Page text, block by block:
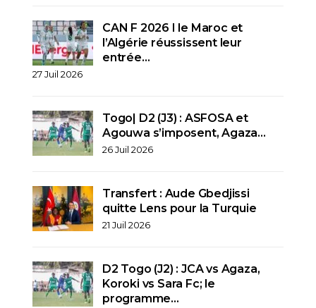
CAN F 2026 I le Maroc et
l’Algérie réussissent leur
entrée…
27 Juil 2026
Togo| D2 (J3) : ASFOSA et
Agouwa s’imposent, Agaza…
26 Juil 2026
Transfert : Aude Gbedjissi
quitte Lens pour la Turquie
21 Juil 2026
D2 Togo (J2) : JCA vs Agaza,
Koroki vs Sara Fc; le
programme…